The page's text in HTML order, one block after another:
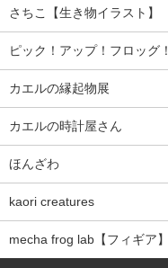
さちこ【生き物イラスト】
ピック！アップ！フロッグ！
カエルの縁起物展
カエルの時計屋さん
ほんざわ
kaori creatures
mecha frog lab【フィギア】